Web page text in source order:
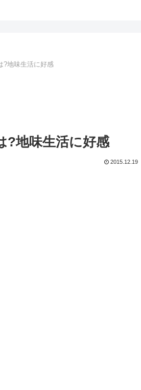
?地味生活に好感
?地味生活に好感
2015.12.19